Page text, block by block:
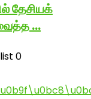
தேசியக்
வைத்த …
0